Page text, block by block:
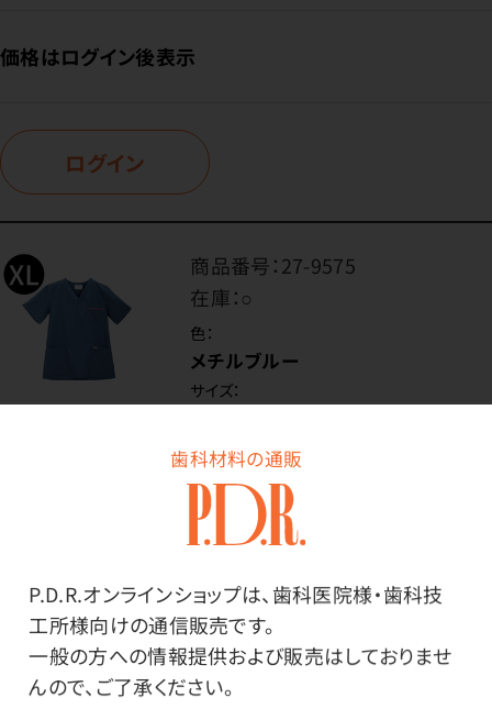
歯科材料の通販
P.D.R.オンラインショップは、歯科医院様・歯科技
工所様向けの通信販売です。
一般の方への情報提供および販売はしておりませ
んので、ご了承ください。
価格はログイン後表示
ログイン
商品番号：27-9575
在庫：○
色：
メチルブルー
サイズ：
ログイン